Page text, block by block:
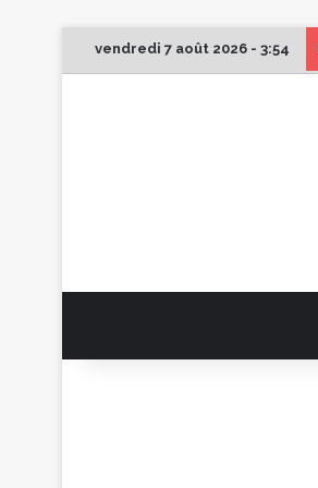
vendredi 7 août 2026 - 3:54